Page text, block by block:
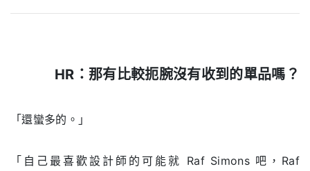
HR： 那有比較扼腕沒有收到的單品嗎？
「還蠻多的。」
「自己最喜歡設計師的可能就 Raf Simons 吧，Raf